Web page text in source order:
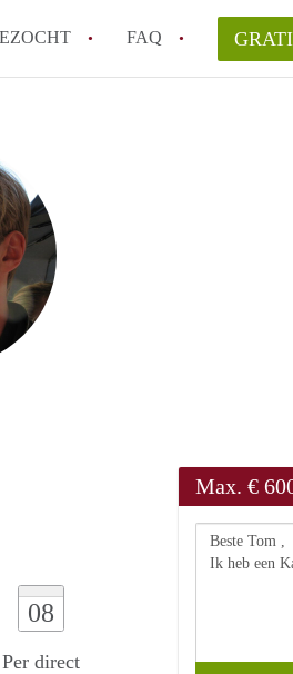
FAQ
het om te reageren op een Huurwoning in
van HuurwoningDelft?
makelaarsvergoeding/
vragen
08
Per direct
Max. €